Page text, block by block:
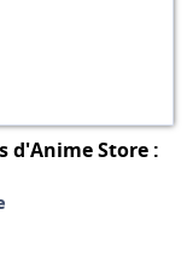
d'Anime Store :